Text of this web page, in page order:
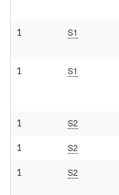
1 S1
1 S1
1 S2
1 S2
1 S2